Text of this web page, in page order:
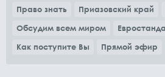
Право знать
Приазовский край
Обсудим всем миром
Как поступите Вы
Прямой эфир